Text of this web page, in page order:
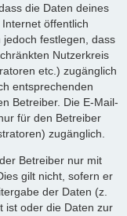
die Daten deines
öffentlich
festlegen, dass
Nutzerkreis
etc.) zugänglich
entsprechenden
Betreiber. Die E-Mail-
für den Betreiber
zugänglich.
Betreiber nur mit
gilt nicht, sofern er
der Daten (z.
ist oder die Daten zur